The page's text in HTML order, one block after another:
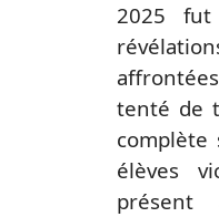
2025
tenté de
complète
élèves